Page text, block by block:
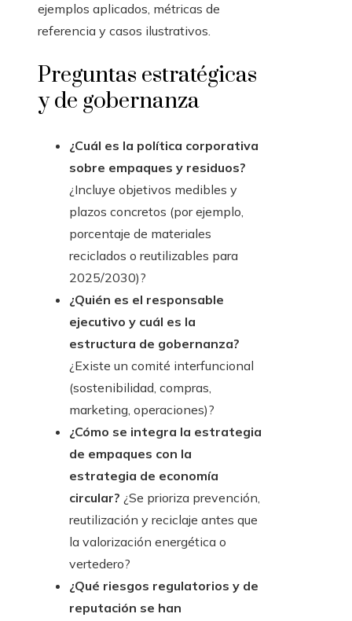
ejemplos aplicados, métricas de
referencia y casos ilustrativos.
Preguntas estratégicas
y de gobernanza
¿Cuál es la política corporativa
sobre empaques y residuos?
¿Incluye objetivos medibles y
plazos concretos (por ejemplo,
porcentaje de materiales
reciclados o reutilizables para
2025/2030)?
¿Quién es el responsable
ejecutivo y cuál es la
estructura de gobernanza?
¿Existe un comité interfuncional
(sostenibilidad, compras,
marketing, operaciones)?
¿Cómo se integra la estrategia
de empaques con la
estrategia de economía
circular? ¿Se prioriza prevención,
reutilización y reciclaje antes que
la valorización energética o
vertedero?
¿Qué riesgos regulatorios y de
reputación se han